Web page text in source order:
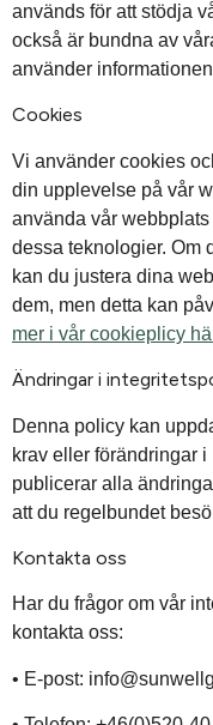
används för att stödja
också är bundna av
använder
Cookies
Vi använder cookies
din upplevelse på vår
använda vår
dessa teknologier. Om
kan du justera dina
dem, men detta kan
mer i vår cookieplicy
Ändringar i
Denna policy kan
krav eller förändringar
publicerar alla
att du regelbundet
Kontakta oss
Har du frågor om vår
kontakta oss:
• E-post: